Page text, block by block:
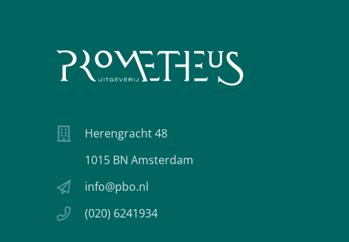
Herengracht 48
1015 BN Amsterdam
info@pbo.nl
(020) 6241934